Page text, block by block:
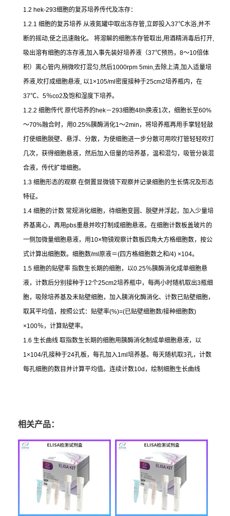
1.2 hek-293细胞的复苏培养传代及冻存：
1.2.1 细胞的复苏培养 从液氮罐中取出冻存管,立即投入37℃水浴,并不
断的摇动,使之迅速融化。 将溶解的细胞冻存管取出,用酒精消毒后打开,
吸出溶有细胞的冻存液,加入事先装好培养液（37℃预热， 8～10倍体
积）离心管内,稍微吹打混匀,然后1000rpm 5min,去除上清,加入适量培
养液,吹打成细胞悬液, 以1×105/ml 密度接种于25cm2培养瓶内，在
37℃、 5％co2及饱和湿度下培养。
1.2.2 细胞传代 原代培养的hek－293细胞48h换液1次，细胞长至60%
～70%融合时，用0.25%胰酶消化1～2min ，将培养瓶再用手掌轻轻敲
打使细胞脱壁、悬浮、分散，为使细胞进一步分散可用吹打管轻轻吹打
几次，获得细胞悬液，然后加入倍量的培养基，温和混匀，吸管分装混
合液，传代扩增细胞。
1.3 细胞形态的观察 在倒置显微镜下观察并记录细胞的生长情况及形态
特征。
1.4 细胞的计数 常规消化细胞，待细胞变圆、脱壁并浮起，加入少量培
养基离心，再用pbs重悬并吹打制成细胞悬液。在细胞计数板盖玻片的
一侧加微量细胞悬液，用 10×物镜观察计数板四角大方格细胞数，按公
式计算出细胞数。细胞数/ml 原液＝(四方格细胞数之和/4) ×104。
1.5 细胞的贴壁率 指数生长期的细胞，以0.25％胰酶消化成单细胞悬
液，计数后分别接种于12个25cm2培养瓶中，每两小时随机取出3瓶细
胞，吸除培养基及未贴壁细胞，加入胰消化酶消化、计数已贴壁细胞，
取其平均值，按照公式：贴壁率(%)=(已贴壁细胞数/接种细胞数)
×100％，计算贴壁率。
1.6 生长曲线 取指数生长期的细胞用胰酶消化制成单细胞悬液，以
1×104/孔接种于24孔板，每孔加入1ml 培养基。每天随机取3孔，计数
每孔细胞的数目并计算平均值。连续计数10d ，绘制细胞生长曲线
相关产品：